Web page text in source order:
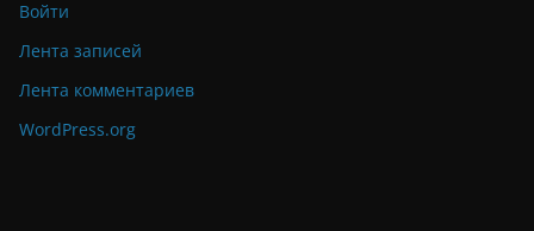
Войти
Лента записей
Лента комментариев
WordPress.org